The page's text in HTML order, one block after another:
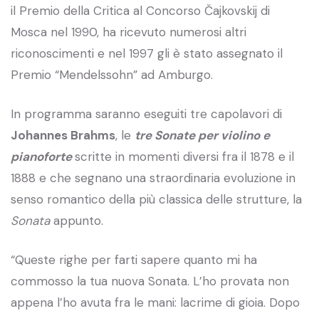
il Premio della Critica al Concorso Čajkovskij di
Mosca nel 1990, ha ricevuto numerosi altri
riconoscimenti e nel 1997 gli è stato assegnato il
Premio “Mendelssohn” ad Amburgo.
In programma saranno eseguiti tre capolavori di
Johannes Brahms, le tre Sonate per violino e
pianofortescritte in momenti diversi fra il 1878 e il
1888 e che segnano una straordinaria evoluzione in
senso romantico della più classica delle strutture, la
Sonataappunto.
“Queste righe per farti sapere quanto mi ha
commosso la tua nuova Sonata. L’ho provata non
appena l’ho avuta fra le mani: lacrime di gioia. Dopo